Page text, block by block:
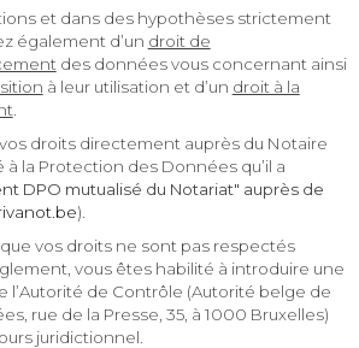
et dans des hypothèses strictement
également d’un droit de
des données vous concernant ainsi
à leur utilisation et d’un droit à la
droits directement auprès du Notaire
la Protection des Données qu’il a
DPO mutualisé du Notariat" auprès de
).
vos droits ne sont pas respectés
vous êtes habilité à introduire une
l’Autorité de Contrôle (Autorité belge de
rue de la Presse, 35, à 1000 Bruxelles)
juridictionnel.